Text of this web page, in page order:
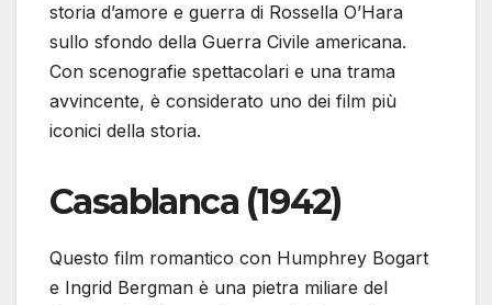
storia d’amore e guerra di Rossella O’Hara
sullo sfondo della Guerra Civile americana.
Con scenografie spettacolari e una trama
avvincente, è considerato uno dei film più
iconici della storia.
Casablanca (1942)
Questo film romantico con Humphrey Bogart
e Ingrid Bergman è una pietra miliare del